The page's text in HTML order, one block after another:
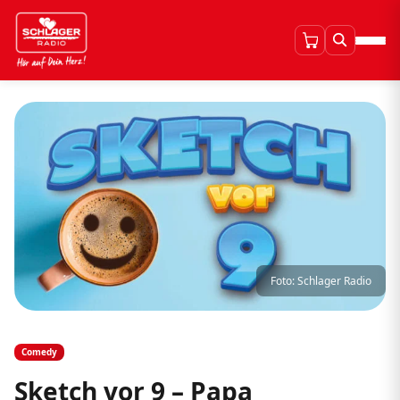
Foto: Schlager Radio
Comedy
Sketch vor 9 – Papa